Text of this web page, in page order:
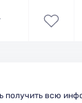
получить всю